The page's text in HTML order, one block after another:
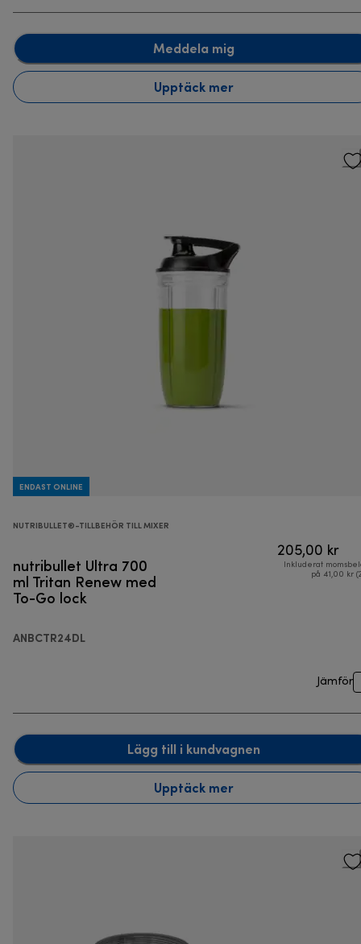
Meddela mig
Upptäck mer
ENDAST ONLINE
NUTRIBULLET®-TILLBEHÖR TILL MIXER
nutribullet Ultra 700
ml Tritan Renew med
To-Go lock
ANBCTR24DL
205,00 kr
Inkluderat
på 41,00 kr
Jämför
Lägg till i kundvagnen
Upptäck mer